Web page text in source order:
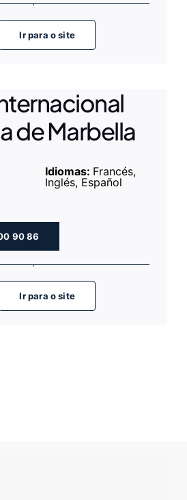
Ir para o site
de Marbella
Idiomas: Francés,
Inglés, Español
90 86
Ir para o site